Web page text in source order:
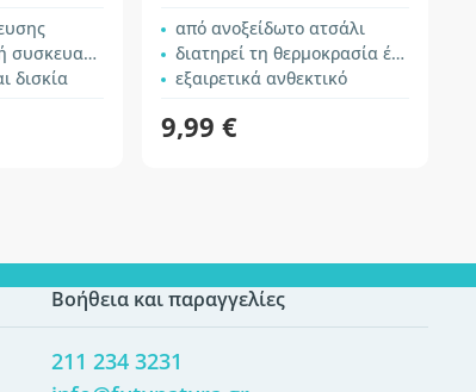
δισκία
από ανοξείδωτο ατσάλι
διατηρεί τη θερμοκρασία έως 12 ώρες
εξαιρετικά ανθεκτικό
9,99 €
Βοήθεια και παραγγελίες
211 234 3231